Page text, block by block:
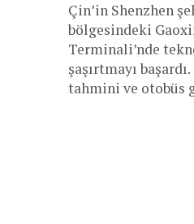
Çin’in Shenzhen
bölgesindeki
Terminali’nde
şaşırtmayı
tahmini ve otobüs